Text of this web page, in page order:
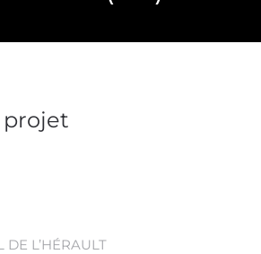
projet
DE L’HÉRAULT